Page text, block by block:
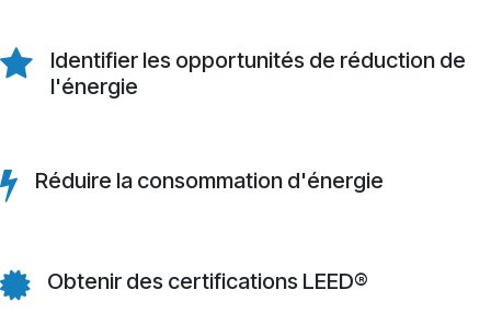
Identifier les opportunités de réduction de
l'énergie
Réduire la consommation d'énergie
Obtenir des certifications LEED®